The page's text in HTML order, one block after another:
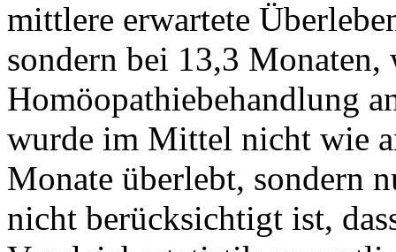
mittlere erwartete
sondern bei 13,3 Monaten,
Homöopathiebehandlung
wurde im Mittel nicht wie
Monate überlebt, sondern
nicht berücksichtigt ist,